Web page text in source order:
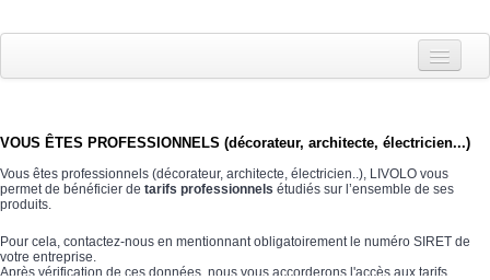
Interruptores
regulador
tomado
VOUS ÊTES PROFESSIONNELS (décorateur, architecte, électricien...)
Vous êtes professionnels (décorateur, architecte, électricien..), LIVOLO vous
permet de bénéficier de tarifs professionnels étudiés sur l’ensemble de ses
produits.
Pour cela, contactez-nous en mentionnant obligatoirement le numéro SIRET de
votre entreprise.
Après vérification de ces données, nous vous accorderons l'accès aux tarifs